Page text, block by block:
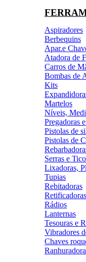
Aspiradores
Berbequins
Apar.e
Atadora de
Carros de
Bombas de
Kits
Martelos
Níveis,
Pregadoras
Pistolas de
Pistolas de
Serras e
Lixadoras,
Tupias
Rebitadoras
Retificadoras
Rádios
Lanternas
Tesouras e
Vibradores
Chaves